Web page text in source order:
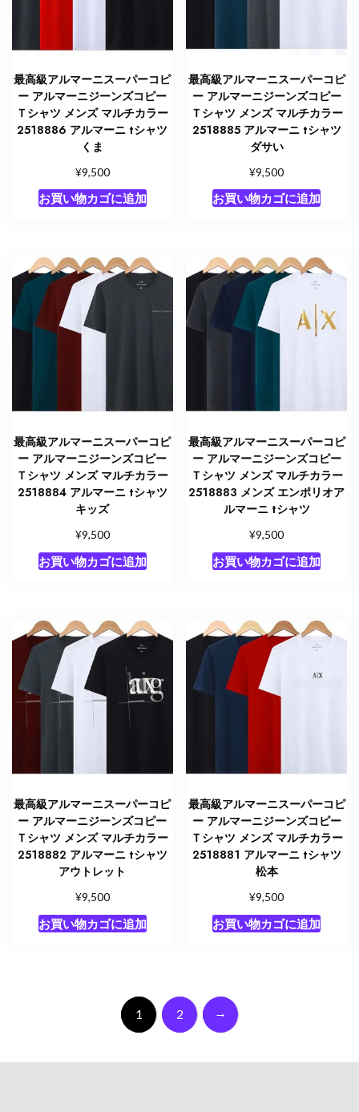
最高級アルマーニスーパーコピ
ー アルマーニジーンズコピー
Ｔシャツ メンズ マルチカラー
2518886 アルマーニ tシャツ
くま
¥9,500
お買い物カゴに追加
最高級アルマーニスーパーコピ
ー アルマーニジーンズコピー
Ｔシャツ メンズ マルチカラー
2518885 アルマーニ tシャツ
ダサい
¥9,500
お買い物カゴに追加
最高級アルマーニスーパーコピ
ー アルマーニジーンズコピー
Ｔシャツ メンズ マルチカラー
2518884 アルマーニ tシャツ
キッズ
¥9,500
お買い物カゴに追加
最高級アルマーニスーパーコピ
ー アルマーニジーンズコピー
Ｔシャツ メンズ マルチカラー
2518883 メンズ エンポリオア
ルマーニ tシャツ
¥9,500
お買い物カゴに追加
最高級アルマーニスーパーコピ
ー アルマーニジーンズコピー
Ｔシャツ メンズ マルチカラー
2518882 アルマーニ tシャツ
アウトレット
¥9,500
お買い物カゴに追加
最高級アルマーニスーパーコピ
ー アルマーニジーンズコピー
Ｔシャツ メンズ マルチカラー
2518881 アルマーニ tシャツ
松本
¥9,500
お買い物カゴに追加
1 2 →